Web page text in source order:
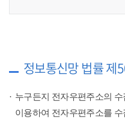
정보통신망 법률 제
누구든지 전자우편주소의
이용하여 전자우편주소를